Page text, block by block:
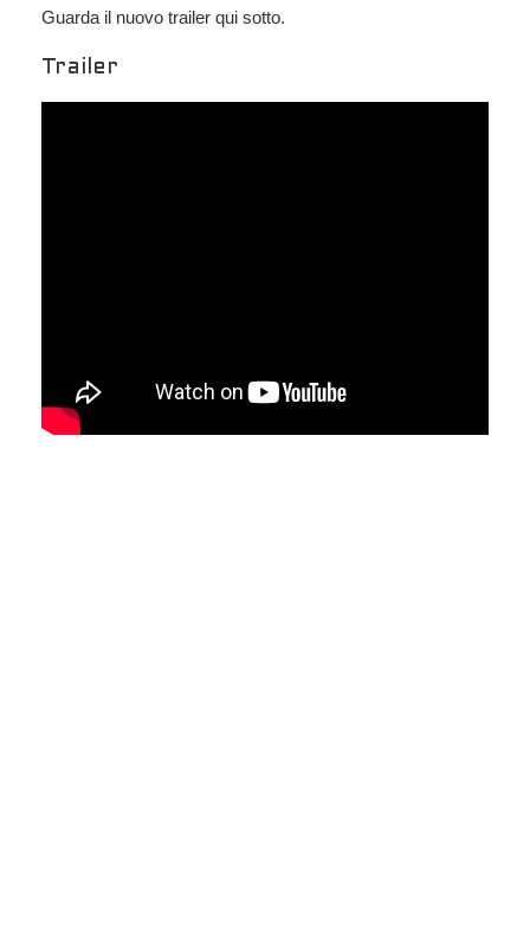
Guarda il nuovo trailer qui sotto.
Trailer